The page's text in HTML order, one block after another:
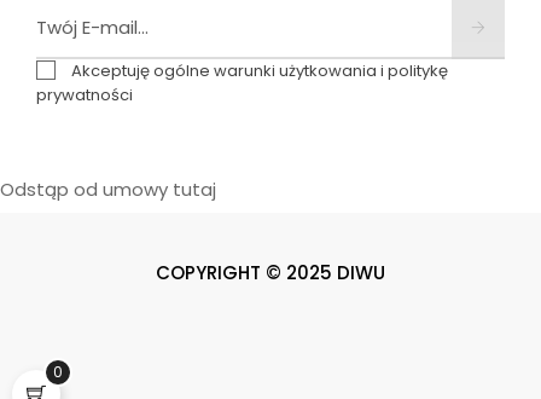
Akceptuję ogólne warunki użytkowania i politykę
prywatności
Odstąp od umowy tutaj
COPYRIGHT © 2025 DIWU
0